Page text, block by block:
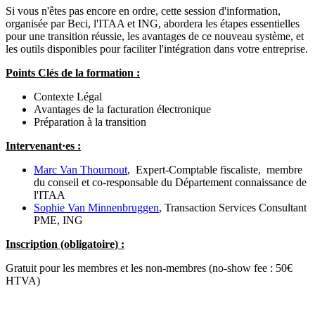
Si vous n'êtes pas encore en ordre, cette session d'information,
organisée par Beci, l'ITAA et ING, abordera les étapes essentielles
pour une transition réussie, les avantages de ce nouveau système, et
les outils disponibles pour faciliter l'intégration dans votre entreprise.
Points Clés de la formation :
Contexte Légal
Avantages de la facturation électronique
Préparation à la transition
Intervenant·es :
Marc Van Thournout, Expert-Comptable fiscaliste, membre
du conseil et co-responsable du Département connaissance de
l'ITAA
Sophie Van Minnenbruggen, Transaction Services Consultant
PME, ING
Inscription (obligatoire) :
Gratuit pour les membres et les non-membres (no-show fee : 50€
HTVA)